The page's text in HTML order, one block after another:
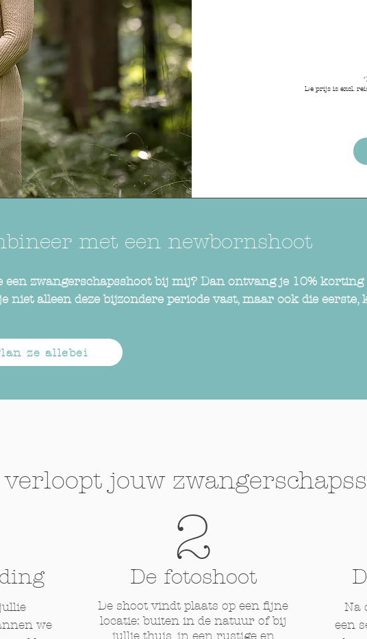
De prijs is excl.
met een newbornshoot
een zwangerschapsshoot bij mij? Dan ontvang je 10% korting
niet alleen deze bijzondere periode vast, maar ook die
ze allebei
verloopt jouw
De fotoshoot
2
we
De shoot vindt plaats op een fijne
locatie: buiten in de natuur of bij
jullie thuis, in een rustige en
Na
een